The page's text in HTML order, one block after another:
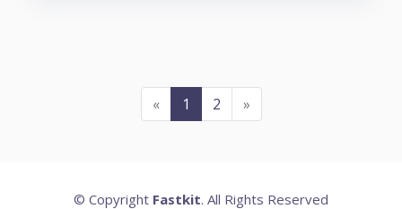
« 1 2 »
© Copyright Fastkit. All Rights Reserved